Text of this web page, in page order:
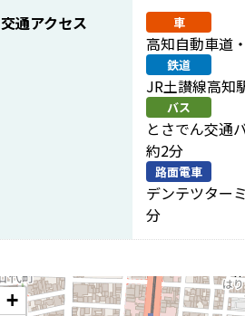
交通アクセス 車
高知自動車道
鉄道
JR土讃線高知
バス
とさでん交通
約2分
路面電車
デンテツター
分
+